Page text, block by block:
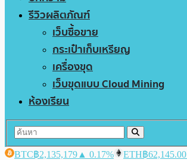
รีวิวผลิตภัณฑ์
เว็บซื้อขาย
กระเป๋าเก็บเหรียญ
เครื่องขุด
เว็บขุดแบบ Cloud Mining
ห้องเรียน
BTC฿2,135,179 ▲ 0.17% ETH฿62,145.00